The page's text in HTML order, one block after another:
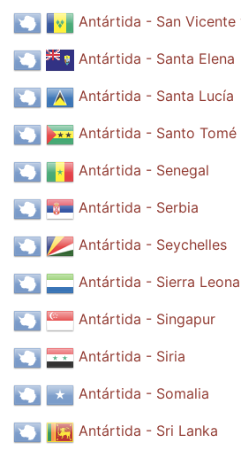
Antártida - San Vicente
Antártida - Santa Elena
Antártida - Santa Lucía
Antártida - Santo Tomé
Antártida - Senegal
Antártida - Serbia
Antártida - Seychelles
Antártida - Sierra Leona
Antártida - Singapur
Antártida - Siria
Antártida - Somalia
Antártida - Sri Lanka